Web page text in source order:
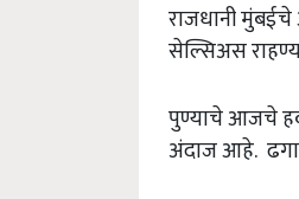
राजधानी
सेल्सिअस
पुण्याचे आजचे
अंदाज आहे.